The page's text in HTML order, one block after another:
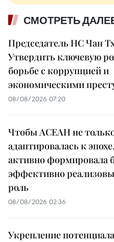
СМОТРЕТЬ
Председатель НС Чан
Утвердить ключевую
борьбе с коррупцией и
экономическими
08/08/2026 07:20
Чтобы АСЕАН не
адаптировалась к
активно формировала
эффективно
роль
08/08/2026 02:36
Укрепление потенциала